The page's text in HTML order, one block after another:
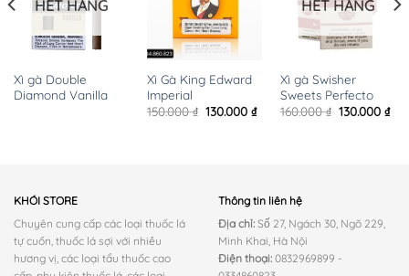
HẾT HÀNG
Xì gà Double
Diamond Vanilla
Xì Gà King Edward
Imperial
150.000₫ Giá
gốc
130.000 ₫Giá
HẾT HÀNG
Xì gà Swisher
Sweets Perfecto
160.000₫ Giá
gốc
130.000 ₫Giá
KHÓI STORE
Chuyên cung cấp các loại thuốc lá
tự cuốn, thuốc lá sợi với nhiều
hương vị, các loại tẩu thuốc cao
Thông tin liên hệ
Địa chỉ: Số 27, Ngách 30, Ngõ 229,
Minh Khai, Hà Nội
Điện thoại: 0832969899 -